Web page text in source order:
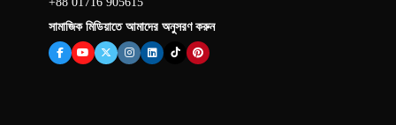
সামাজিক মিডিয়াতে আমাদের অনুসরণ করুন